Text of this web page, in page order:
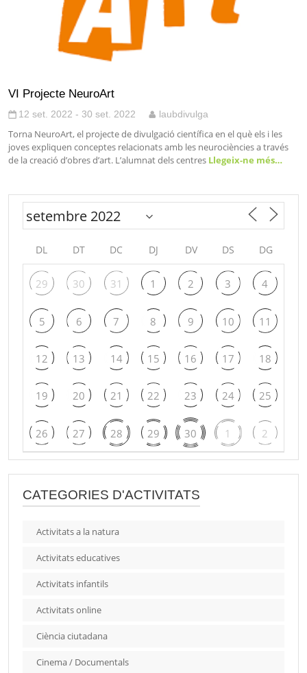
VI Projecte NeuroArt
12 set. 2022 - 30 set. 2022 laubdivulga
Torna NeuroArt, el projecte de divulgació científica en el què els i les
joves expliquen conceptes relacionats amb les neurociències a través
de la creació d’obres d’art. L’alumnat dels centres Llegeix-ne més…
DL DT DC DJ DV DS DG
29 30 31 1 2 3 4
5 6 7 8 9 10 11
12 13 14 15 16 17 18
19 20 21 22 23 24 25
26 27 28 29 30 1 2
CATEGORIES D'ACTIVITATS
Activitats a la natura
Activitats educatives
Activitats infantils
Activitats online
Ciència ciutadana
Cinema / Documentals